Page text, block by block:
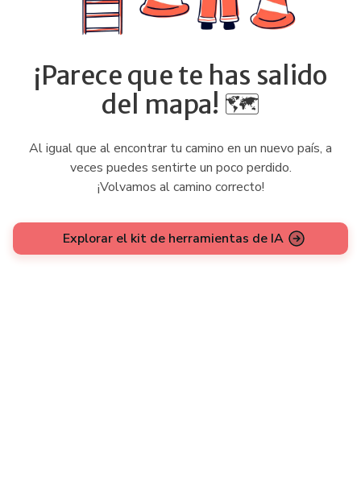
¡Parece que te has salido
del mapa! 🗺️
Al igual que al encontrar tu camino en un nuevo país, a
veces puedes sentirte un poco perdido.
¡Volvamos al camino correcto!
Explorar el kit de herramientas de IA